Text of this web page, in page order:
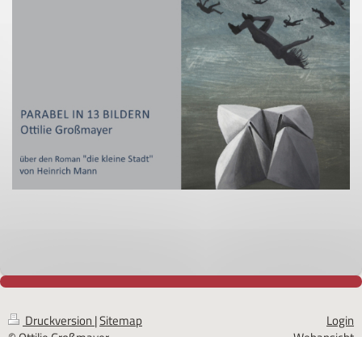
Druckversion |Sitemap
Login